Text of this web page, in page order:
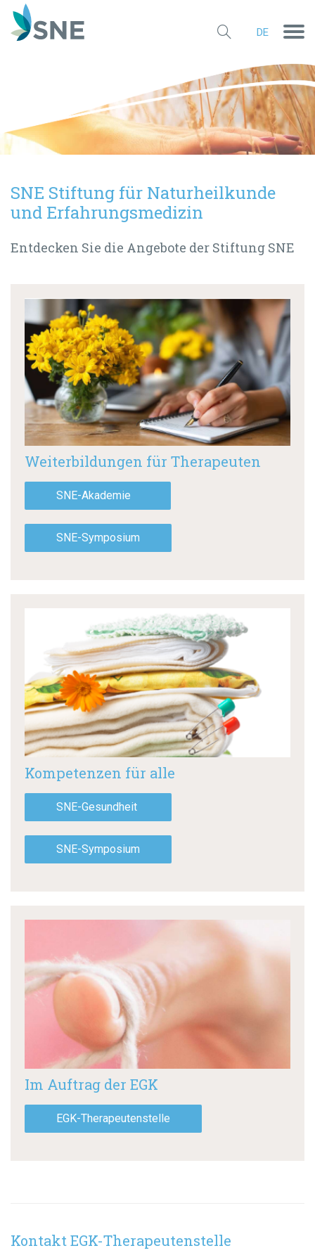
SNE Stiftung für Naturheilkunde
und Erfahrungsmedizin
Entdecken Sie die Angebote der Stiftung SNE
Weiterbildungen für Therapeuten
SNE-Akademie
SNE-Symposium
Kompetenzen für alle
SNE-Gesundheit
SNE-Symposium
Im Auftrag der EGK
EGK-Therapeutenstelle
Kontakt EGK-Therapeutenstelle